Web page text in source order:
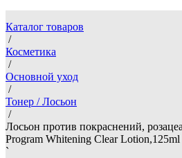
Каталог товаров
/
Косметика
/
Основной уход
/
Тонер / Лосьон
/
Лосьон против покраснений,
Program Whitening Clear Lotion,125ml
`